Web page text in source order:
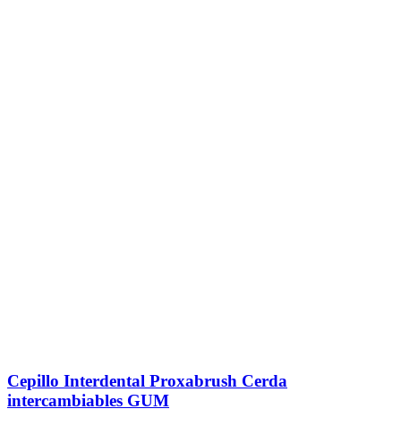
Cepillo Interdental Proxabrush Cerda
intercambiables GUM